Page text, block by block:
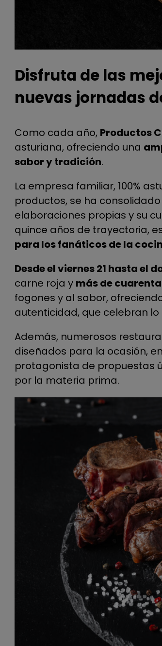
Disfruta de las
nuevas jornadas
Como cada año, Productos
asturiana, ofreciendo una
sabor y tradición.
La empresa familiar, 100%
productos, se ha
elaboraciones propias y su
quince años de trayectoria,
para los fanáticos de la
Desde el viernes 21 hasta el
carne roja y más de
fogones y al sabor,
autenticidad, que celebran
Además, numerosos
diseñados para la ocasión,
protagonista de propuestas
por la materia prima.